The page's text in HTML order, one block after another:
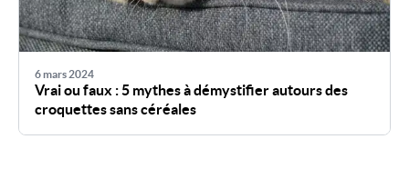
6 mars 2024
Vrai ou faux : 5 mythes à démystifier autours des
croquettes sans céréales